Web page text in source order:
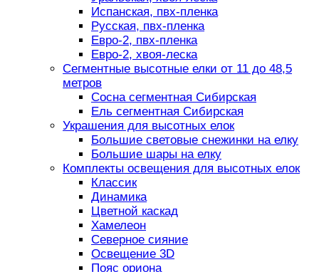
Испанская, пвх-пленка
Русская, пвх-пленка
Евро-2, пвх-пленка
Евро-2, хвоя-леска
Сегментные высотные елки от 11 до 48,5
метров
Сосна сегментная Сибирская
Ель сегментная Сибирская
Украшения для высотных елок
Большие световые снежинки на елку
Большие шары на елку
Комплекты освещения для высотных елок
Классик
Динамика
Цветной каскад
Хамелеон
Северное сияние
Освещение 3D
Пояс ориона